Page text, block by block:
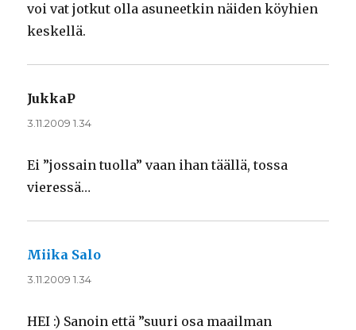
voi vat jotkut olla asuneetkin näiden köyhien
keskellä.
JukkaP
3.11.2009 1.34
Ei ”jossain tuolla” vaan ihan täällä, tossa
vieressä…
Miika Salo
3.11.2009 1.34
HEI :) Sanoin että ”suuri osa maailman